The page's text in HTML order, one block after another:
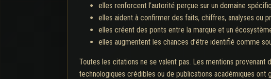
elles renforcent l’autorité perçue sur un domaine
elles aident à confirmer des faits, chiffres, analyses ou
elles créent des ponts entre la marque et un
elles augmentent les chances d’être identifié comme
Toutes les citations ne se valent pas. Les mentions provenant
technologiques crédibles ou de publications académiques